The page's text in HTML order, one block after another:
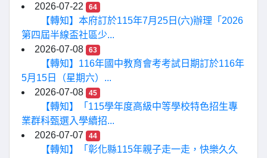
2026-07-22
64
【轉知】本府訂於115年7月25日(六)辦理「2026
第四屆半線盃社區少...
2026-07-08
63
【轉知】116年國中教育會考考試日期訂於116年
5月15日（星期六）...
2026-07-08
45
【轉知】「115學年度高級中等學校特色招生專
業群科甄選入學續招...
2026-07-07
44
【轉知】「彰化縣115年親子走一走，快樂久久